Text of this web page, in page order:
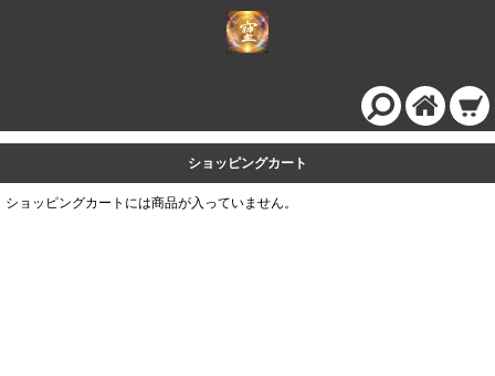
ショッピングカート
ショッピングカートには商品が入っていません。